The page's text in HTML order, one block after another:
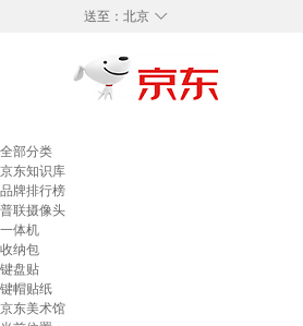
◇
送至： 北京
全部分类
京东知识库
品牌排行榜
普联摄像头
一体机
收纳包
键盘贴
键帽贴纸
京东美术馆